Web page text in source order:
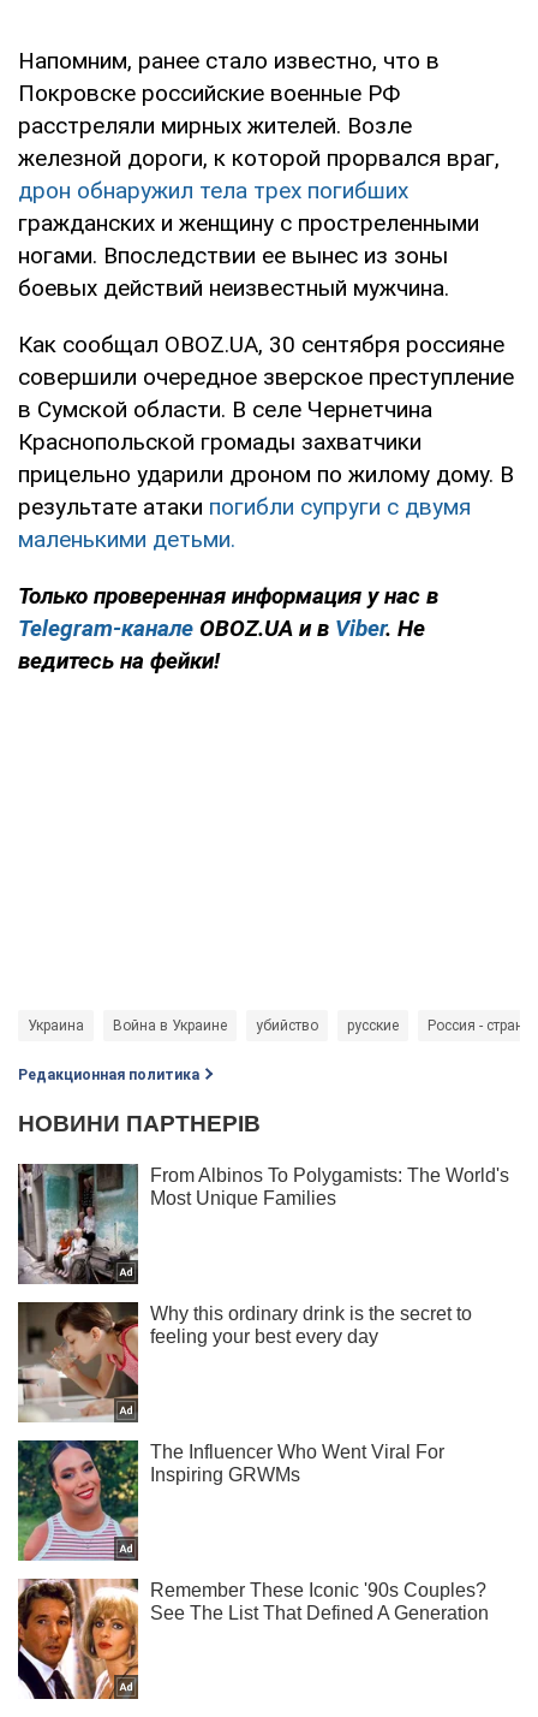
Напомним, ранее стало известно, что в
Покровске российские военные РФ
расстреляли мирных жителей. Возле
железной дороги, к которой прорвался враг,
дрон обнаружил тела трех погибших
гражданских и женщину с простреленными
ногами. Впоследствии ее вынес из зоны
боевых действий неизвестный мужчина.
Как сообщал OBOZ.UA, 30 сентября россияне
совершили очередное зверское преступление
в Сумской области. В селе Чернетчина
Краснопольской громады захватчики
прицельно ударили дроном по жилому дому. В
результате атаки погибли супруги с двумя
маленькими детьми.
Только проверенная информация у нас в
Telegram-канале OBOZ.UA и в Viber. Не
ведитесь на фейки!
Украина Война в Украине убийство русские Россия -
Редакционная политика